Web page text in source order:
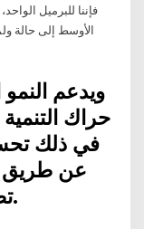
فإننا للبرميل
الأوسط إلى حالة
ويدعم النمو
حراك
في ذلك
عن طريق
تطوير دوره في الحياة العملية.